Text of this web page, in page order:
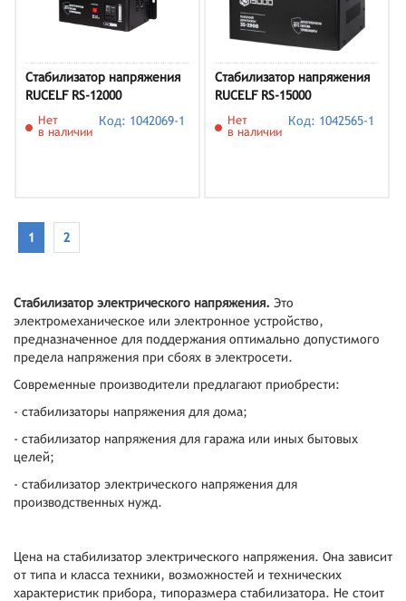
Стабилизатор напряжения
RUCELF RS-12000
(КА-00010505)
Нет
в наличии
Код: 1042069-1
Стабилизатор напряжения
RUCELF RS-15000
(КА-00010506)
Нет
в наличии
Код: 1042565-1
1 2
Стабилизатор электрического напряжения. Это
электромеханическое или электронное устройство,
предназначенное для поддержания оптимально допустимого
предела напряжения при сбоях в электросети.
Современные производители предлагают приобрести:
- стабилизаторы напряжения для дома;
- стабилизатор напряжения для гаража или иных бытовых
целей;
- стабилизатор электрического напряжения для
производственных нужд.
Цена на стабилизатор электрического напряжения. Она зависит
от типа и класса техники, возможностей и технических
характеристик прибора, типоразмера стабилизатора. Не стоит